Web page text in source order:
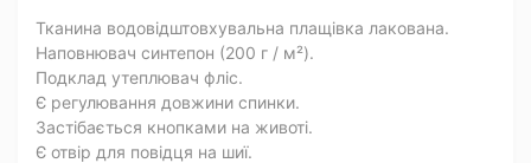
Тканина водовідштовхувальна плащівка лакована.
Наповнювач синтепон (200 г / м²).
Подклад утеплювач фліс.
Є регулювання довжини спинки.
Застібається кнопками на животі.
Є отвір для повідця на шиї.